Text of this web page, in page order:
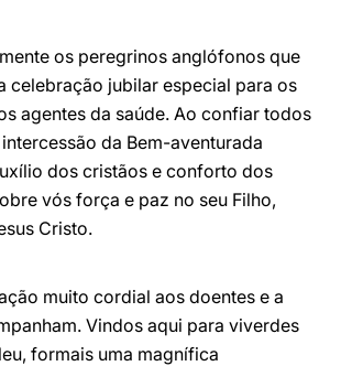
os peregrinos anglófonos que
celebração jubilar especial para os
agentes da saúde. Ao confiar todos
da Bem-aventurada
dos cristãos e conforto dos
vós força e paz no seu Filho,
Cristo.
muito cordial aos doentes e a
Vindos aqui para viverdes
formais uma magnífica